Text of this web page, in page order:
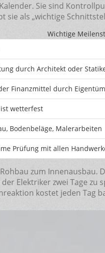
Sie sind
sie als „wichtige
Wichtige
durch Architekt oder
Finanzmittel durch
ist wetterfest
Bodenbeläge, Malerarbeiten
Prüfung mit allen
zum Innenausbau.
Elektriker zwei Tage
kostet jeden Tag